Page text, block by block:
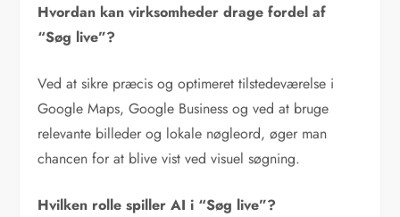
Hvordan kan virksomheder drage fordel af
“Søg live”?
Ved at sikre præcis og optimeret tilstedeværelse i
Google Maps, Google Business og ved at bruge
relevante billeder og lokale nøgleord, øger man
chancen for at blive vist ved visuel søgning.
Hvilken rolle spiller AI i “Søg live”?